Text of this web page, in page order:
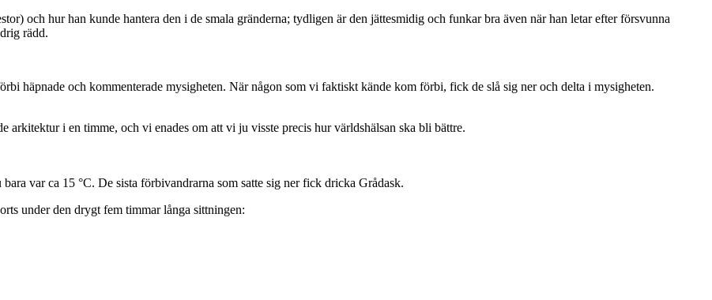
och hur han kunde hantera den i de smala gränderna; tydligen är den jättesmidig och funkar bra även när han letar efter försvunna
rädd.
häpnade och kommenterade mysigheten. När någon som vi faktiskt kände kom förbi, fick de slå sig ner och delta i mysigheten.
arkitektur i en timme, och vi enades om att vi ju visste precis hur världshälsan ska bli bättre.
var ca 15 °C. De sista förbivandrarna som satte sig ner fick dricka Grådask.
under den drygt fem timmar långa sittningen: